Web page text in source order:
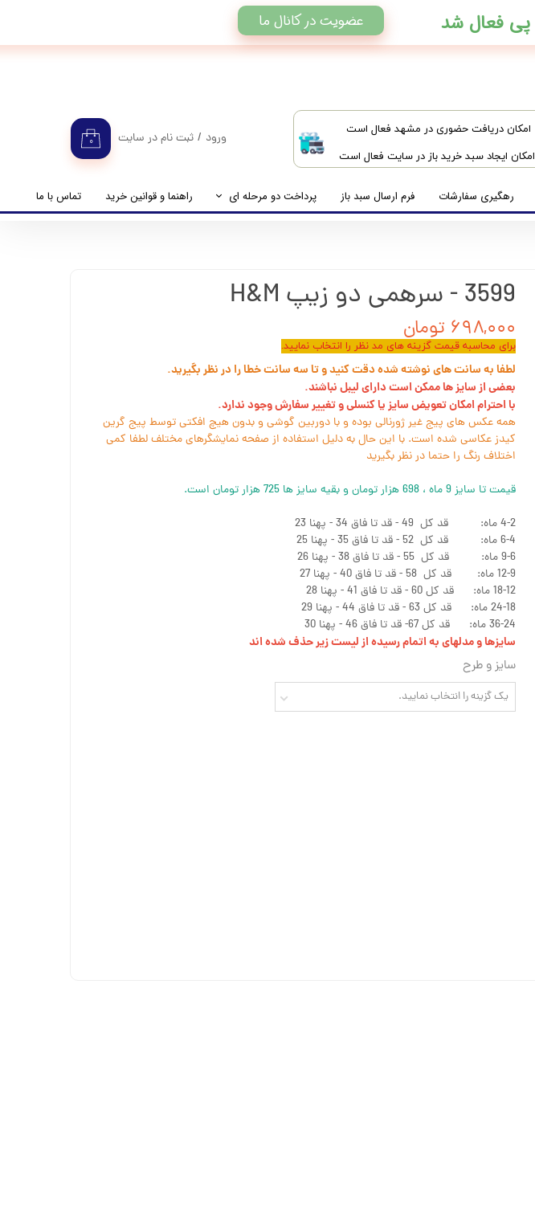
​امکان دریافت حضوری در مشهد فعال است
امکان ایجاد سبد خرید باز در سایت فعال است
۰ ورود / ثبت نام در سایت
تغییر گذر واژه رهگیری سفارشات فرم ارسال سبد باز پرداخت دو مرحله ای راهنما و قوانین خرید تماس با ما
عضویت در کانال ما
3599 - سرهمی دو زیپ H&M
۶۹۸,۰۰۰ تومان
برای محاسبه قیمت گزینه های مد نظر را انتخاب نمایید.
لطفا به سانت های نوشته شده دقت کنید و تا سه سانت خطا را در نظر بگیرید.
بعضی از سایز ها ممکن است دارای لیبل نباشند.
با احترام امکان تعویض سایز یا کنسلی و تغییر سفارش وجود ندارد.
همه عکس های پیج غیر ژورنالی بوده و با دوربین گوشی و بدون هیچ افکتی توسط پیج گرین
کیدز عکاسی شده است. با این حال به دلیل استفاده از صفحه نمایشگرهای مختلف لطفا کمی
اختلاف رنگ را حتما در نظر بگیرید
قیمت تا سایز 9 ماه ، 698 هزار تومان و بقیه سایز ها 725 هزار تومان است.
4-2 ماه: قد کل 49 - قد تا فاق 34 - پهنا 23
6-4 ماه: قد کل 52 - قد تا فاق 35 - پهنا 25
9-6 ماه: قد کل 55 - قد تا فاق 38 - پهنا 26
12-9 ماه: قد کل 58 - قد تا فاق 40 - پهنا 27
18-12 ماه: قد کل 60 - قد تا فاق 41 - پهنا 28
24-18 ماه: قد کل 63 - قد تا فاق 44 - پهنا 29
36-24 ماه: قد کل 67- قد تا فاق 46 - پهنا 30
سایزها و مدلهای به اتمام رسیده از لیست زیر حذف شده اند
سایز و طرح
یک گزینه را انتخاب نمایید.